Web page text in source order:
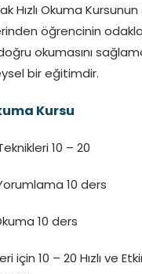
Hızlı Okuma Kursunun
öğrencinin
okumasını
bir eğitimdir.
Kursu
10 – 20
10 ders
10 ders
için 10 – 20 Hızlı ve